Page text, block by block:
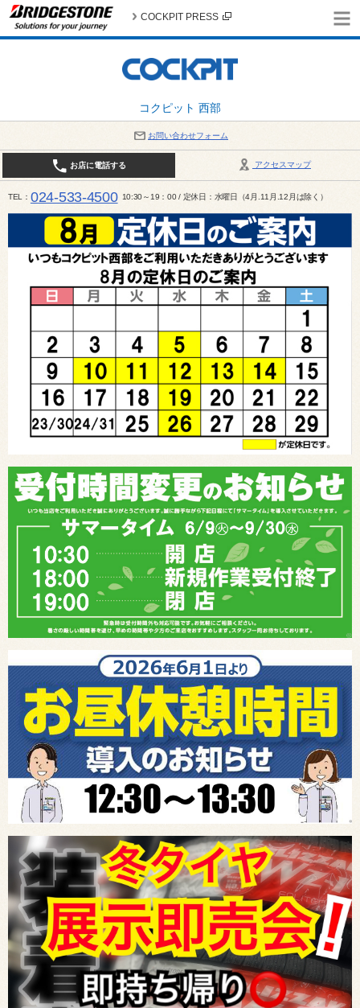
コクピット 西部
COCKPIT PRESS
お問い合わせフォーム
アクセスマップ
お店に電話する
TEL 024-533-4500 10:30～19：00 / 定休日：水曜日（4月.11月.12月